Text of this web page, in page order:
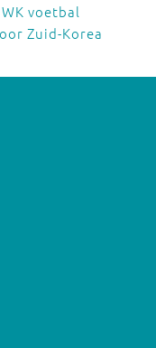
voetbal
Zuid-Korea